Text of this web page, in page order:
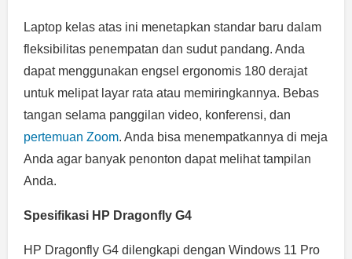
Laptop kelas atas ini menetapkan standar baru dalam
fleksibilitas penempatan dan sudut pandang. Anda
dapat menggunakan engsel ergonomis 180 derajat
untuk melipat layar rata atau memiringkannya. Bebas
tangan selama panggilan video, konferensi, dan
pertemuan Zoom. Anda bisa menempatkannya di meja
Anda agar banyak penonton dapat melihat tampilan
Anda.
Spesifikasi HP Dragonfly G4
HP Dragonfly G4 dilengkapi dengan Windows 11 Pro